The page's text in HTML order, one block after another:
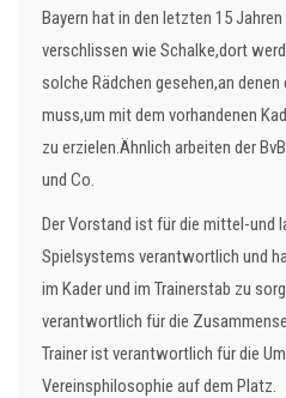
Bayern hat in den letzten 15
verschlissen wie Schalke,dort
solche Rädchen gesehen,an
muss,um mit dem vorhandenen
zu erzielen.Ähnlich arbeiten der
und Co.
Der Vorstand ist für die mittel-und
Spielsystems verantwortlich und
im Kader und im Trainerstab zu
verantwortlich für die
Trainer ist verantwortlich für die
Vereinsphilosophie auf dem Platz.